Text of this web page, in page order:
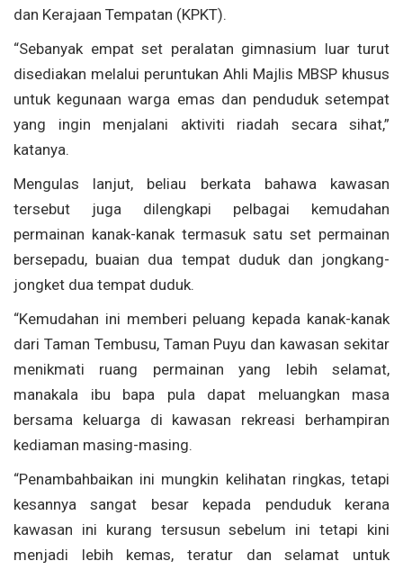
dan Kerajaan Tempatan (KPKT).
“Sebanyak empat set peralatan gimnasium luar turut
disediakan melalui peruntukan Ahli Majlis MBSP khusus
untuk kegunaan warga emas dan penduduk setempat
yang ingin menjalani aktiviti riadah secara sihat,”
katanya.
Mengulas lanjut, beliau berkata bahawa kawasan
tersebut juga dilengkapi pelbagai kemudahan
permainan kanak-kanak termasuk satu set permainan
bersepadu, buaian dua tempat duduk dan jongkang-
jongket dua tempat duduk.
“Kemudahan ini memberi peluang kepada kanak-kanak
dari Taman Tembusu, Taman Puyu dan kawasan sekitar
menikmati ruang permainan yang lebih selamat,
manakala ibu bapa pula dapat meluangkan masa
bersama keluarga di kawasan rekreasi berhampiran
kediaman masing-masing.
“Penambahbaikan ini mungkin kelihatan ringkas, tetapi
kesannya sangat besar kepada penduduk kerana
kawasan ini kurang tersusun sebelum ini tetapi kini
menjadi lebih kemas, teratur dan selamat untuk